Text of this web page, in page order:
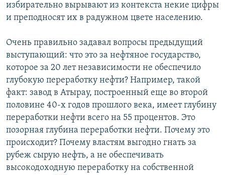
избирательно вырывают из контекста некие цифры
и преподносят их в радужном цвете населению.
Очень правильно задавал вопросы предыдущий
выступающий: что это за нефтяное государство,
которое за 20 лет независимости не обеспечило
глубокую переработку нефти? Например, такой
факт: завод в Атырау, построенный еще во второй
половине 40-х годов прошлого века, имеет глубину
переработки нефти всего на 55 процентов. Это
позорная глубина переработки нефти. Почему это
происходит? Почему властям выгодно гнать за
рубеж сырую нефть, а не обеспечивать
высокодоходную переработку на собственной